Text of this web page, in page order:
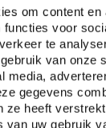
om content en
functies voor
te
van onze
media,
gegevens
ze heeft
van uw gebruik
helpen